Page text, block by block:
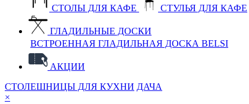
СТОЛЫ ДЛЯ КАФЕ СТУЛЬЯ ДЛЯ КАФЕ
ГЛАДИЛЬНЫЕ ДОСКИ
ВСТРОЕННАЯ ГЛАДИЛЬНАЯ ДОСКА BELSI
АКЦИИ
СТОЛЕШНИЦЫ ДЛЯ КУХНИ ДАЧА
×